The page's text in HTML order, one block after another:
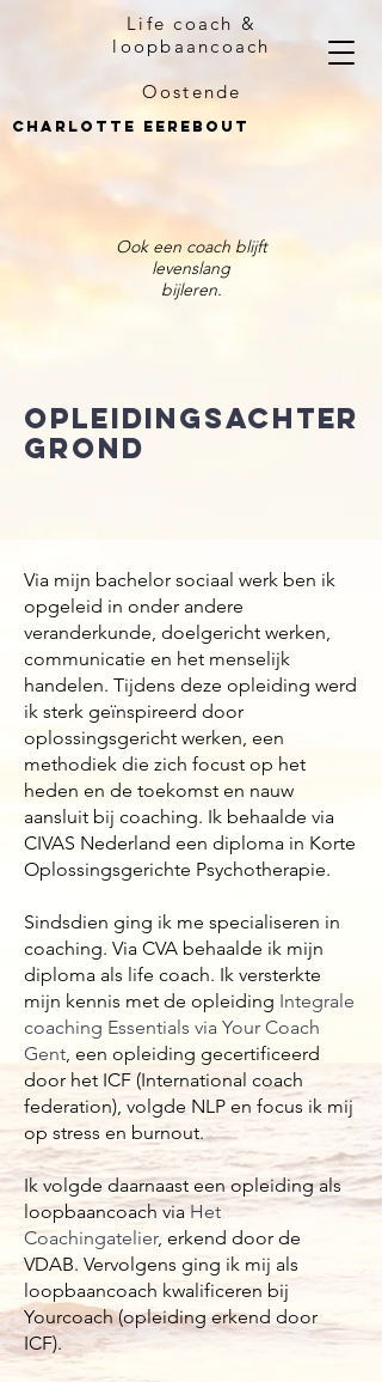
charlotte eerebout
Life coach &
loopbaancoach
Oostende
Ook een coach blijft
levenslang
bijleren.
Opleidingsachter
grond
Via mijn bachelor sociaal werk ben ik
opgeleid in onder andere
veranderkunde, doelgericht werken,
communicatie en het menselijk
handelen. Tijdens deze opleiding werd
ik sterk geïnspireerd door
oplossingsgericht werken, een
methodiek die zich focust op het
heden en de toekomst en nauw
aansluit bij coaching. Ik behaalde via
CIVAS Nederland een diploma in Korte
Oplossingsgerichte Psychotherapie.
Sindsdien ging ik me specialiseren in
coaching. Via CVA behaalde ik mijn
diploma als life coach. Ik versterkte
mijn kennis met de opleiding Integrale
coaching Essentials via Your Coach
Gent, een opleiding gecertificeerd
door het ICF (International coach
federation), volgde NLP en focus ik mij
op stress en burnout.
Ik volgde daarnaast een opleiding als
loopbaancoach via Het
Coachingatelier, erkend door de
VDAB. Vervolgens ging ik mij als
loopbaancoach kwalificeren bij
Yourcoach (opleiding erkend door
ICF).